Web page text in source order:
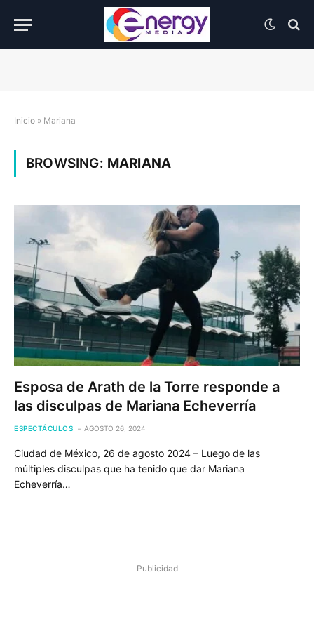
Inicio » Mariana
BROWSING: MARIANA
Esposa de Arath de la Torre responde a
las disculpas de Mariana Echeverría
ESPECTÁCULOS AGOSTO 26, 2024
Ciudad de México, 26 de agosto 2024 – Luego de las
múltiples disculpas que ha tenido que dar Mariana
Echeverría…
Publicidad